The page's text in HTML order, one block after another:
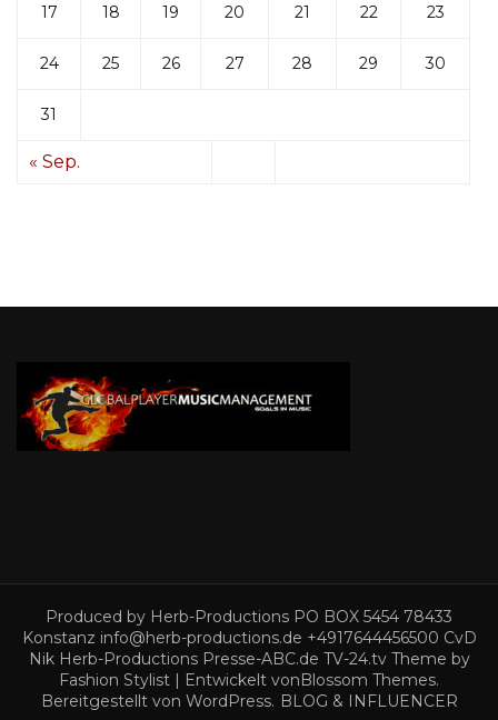
17 18 19 20 21 22 23
24 25 26 27 28 29 30
31
« Sep.
Produced by Herb-Productions PO BOX 5454 78433
Konstanz info@herb-productions.de +4917644456500 CvD
Nik Herb-Productions Presse-ABC.de TV-24.tv Theme by
Fashion Stylist | Entwickelt vonBlossom Themes.
Bereitgestellt von WordPress. BLOG & INFLUENCER